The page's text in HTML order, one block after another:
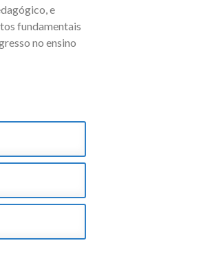
e
fundamentais
no ensino